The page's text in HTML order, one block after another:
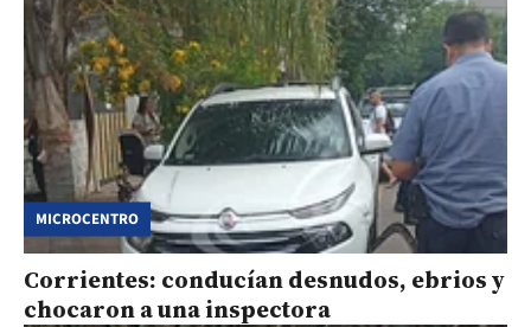
MICROCENTRO
Corrientes: conducían desnudos, ebrios y
chocaron a una inspectora